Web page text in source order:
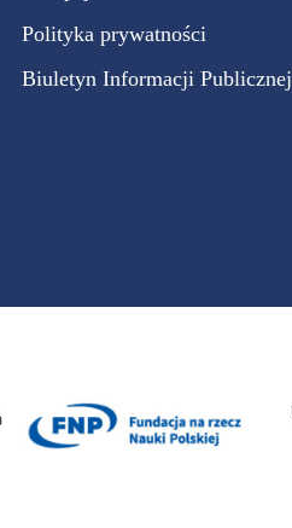
Polityka prywatności
Biuletyn Informacji Publicznej